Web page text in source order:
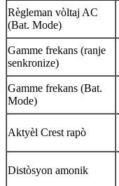
Règleman vòltaj AC
(Bat. Mode)
Gamme frekans (ranje
senkronize)
Gamme frekans (Bat.
Mode)
Aktyèl Crest rapò
Distòsyon amonik